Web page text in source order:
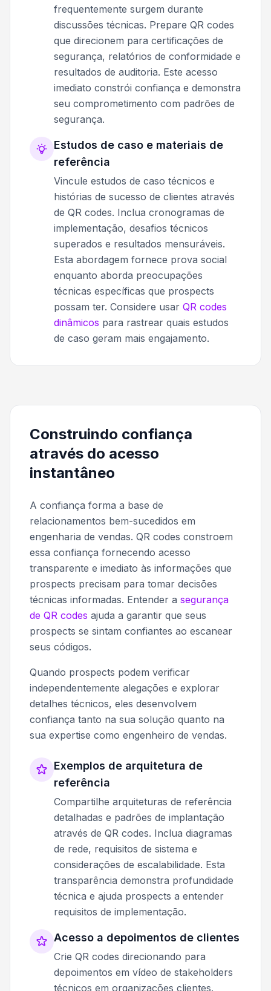
frequentemente surgem durante
discussões técnicas. Prepare QR codes
que direcionem para certificações de
segurança, relatórios de conformidade e
resultados de auditoria. Este acesso
imediato constrói confiança e demonstra
seu comprometimento com padrões de
segurança.
Estudos de caso e materiais de
referência
Vincule estudos de caso técnicos e
histórias de sucesso de clientes através
de QR codes. Inclua cronogramas de
implementação, desafios técnicos
superados e resultados mensuráveis.
Esta abordagem fornece prova social
enquanto aborda preocupações
técnicas específicas que prospects
possam ter. Considere usar QR codes
dinâmicos para rastrear quais estudos
de caso geram mais engajamento.
Construindo confiança
através do acesso
instantâneo
A confiança forma a base de
relacionamentos bem-sucedidos em
engenharia de vendas. QR codes constroem
essa confiança fornecendo acesso
transparente e imediato às informações que
prospects precisam para tomar decisões
técnicas informadas. Entender a segurança
de QR codes ajuda a garantir que seus
prospects se sintam confiantes ao escanear
seus códigos.
Quando prospects podem verificar
independentemente alegações e explorar
detalhes técnicos, eles desenvolvem
confiança tanto na sua solução quanto na
sua expertise como engenheiro de vendas.
Exemplos de arquitetura de
referência
Compartilhe arquiteturas de referência
detalhadas e padrões de implantação
através de QR codes. Inclua diagramas
de rede, requisitos de sistema e
considerações de escalabilidade. Esta
transparência demonstra profundidade
técnica e ajuda prospects a entender
requisitos de implementação.
Acesso a depoimentos de clientes
Crie QR codes direcionando para
depoimentos em vídeo de stakeholders
técnicos em organizações clientes.